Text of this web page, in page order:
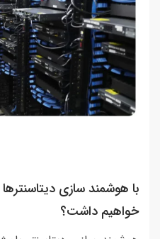
با هوشمند سازی
خواهیم داشت؟